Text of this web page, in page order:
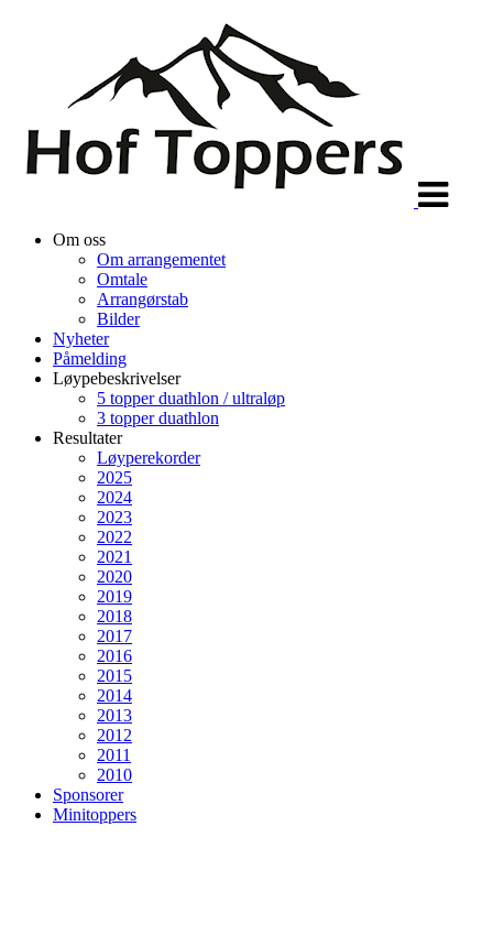
Om oss
Om arrangementet
Omtale
Arrangørstab
Bilder
Nyheter
Påmelding
Løypebeskrivelser
5 topper duathlon / ultraløp
3 topper duathlon
Resultater
Løyperekorder
2025
2024
2023
2022
2021
2020
2019
2018
2017
2016
2015
2014
2013
2012
2011
2010
Sponsorer
Minitoppers